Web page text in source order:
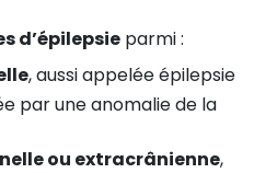
d’épilepsie parmi :
, aussi appelée épilepsie
par une anomalie de la
ou extracrânienne,